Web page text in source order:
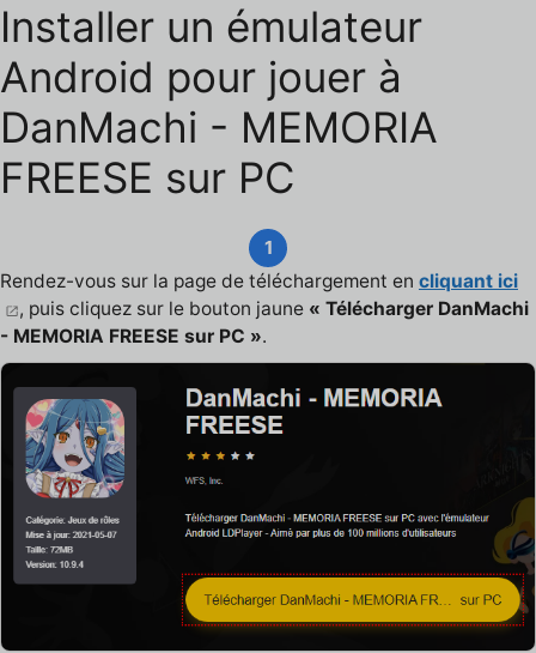
Installer un émulateur
Android pour jouer à
DanMachi - MEMORIA
FREESE sur PC
1
Rendez-vous sur la page de téléchargement en cliquant ici
, puis cliquez sur le bouton jaune « Télécharger DanMachi
- MEMORIA FREESE sur PC ».